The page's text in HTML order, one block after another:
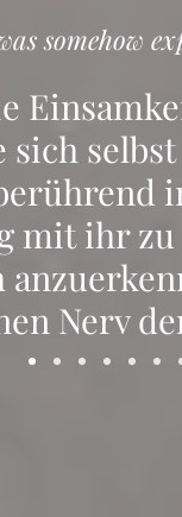
somehow
sich
mit ihr
Nerv